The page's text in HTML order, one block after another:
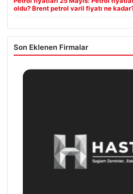
oldu? Brent petrol varil fiyatı ne
Son Eklenen Firmalar